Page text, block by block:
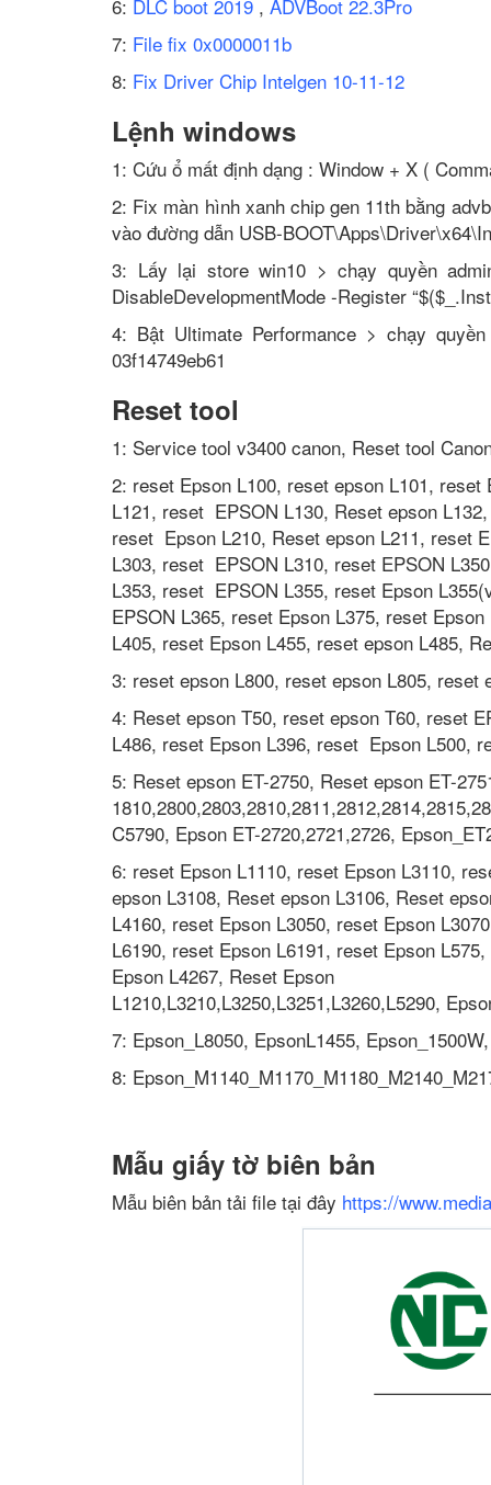
6: DLC boot 2019 , ADVBoot 22.3Pro
7: File fix 0x0000011b
8: Fix Driver Chip Intelgen 10-11-12
Lệnh windows
1: Cứu ổ mất định dạng : Window + X (
2: Fix màn hình xanh chip gen 11th bằng
vào đường dẫn USB-
3: Lấy lại store win10 > chạy quyền
DisableDevelopmentMode -Register
4: Bật Ultimate Performance > chạy quyền
03f14749eb61
Reset tool
1: Service tool v3400 canon, Reset tool
2: reset Epson L100, reset epson L101,
L121, reset EPSON L130, Reset epson
reset Epson L210, Reset epson L211, reset
L303, reset EPSON L310, reset EPSON
L353, reset EPSON L355, reset Epson
EPSON L365, reset Epson L375, reset
L405, reset Epson L455, reset epson L485,
3: reset epson L800, reset epson L805,
4: Reset epson T50, reset epson T60, reset
L486, reset Epson L396, reset Epson L500,
5: Reset epson ET-2750, Reset epson ET-
C5790, Epson ET-2720,2721,2726,
6: reset Epson L1110, reset Epson L3110,
epson L3108, Reset epson L3106, Reset
L4160, reset Epson L3050, reset Epson
L6190, reset Epson L6191, reset Epson
Epson L4267, Reset Epson
L1210,L3210,L3250,L3251,L3260,L5290,
7: Epson_L8050, EpsonL1455,
8:
Mẫu giấy tờ biên bản
Mẫu biên bản tải file tại đây https://